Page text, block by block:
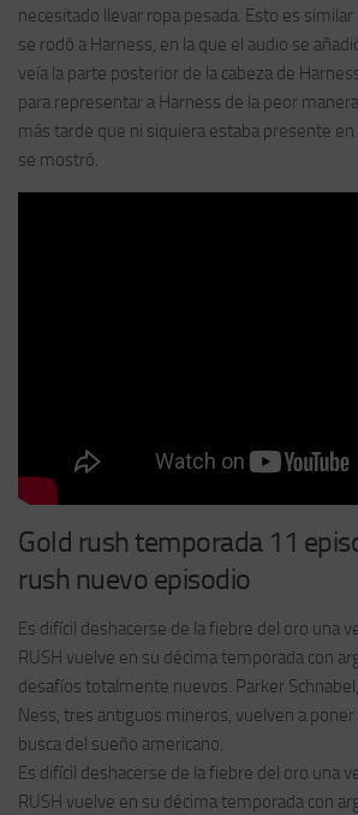
necesitado llevar ropa pesada. Esto es similar
se rodó a Harness, en la que el audio se
veía la parte posterior de la cabeza de
para representar a Harness de la peor
más tarde que ni siquiera estaba presente
se mostró.
Gold rush temporada 11
rush nuevo episodio
Es difícil deshacerse de la fiebre del oro una
RUSH vuelve en su décima temporada con
desafíos totalmente nuevos. Parker
Ness, tres antiguos mineros, vuelven a
busca del sueño americano.
Es difícil deshacerse de la fiebre del oro una
RUSH vuelve en su décima temporada con